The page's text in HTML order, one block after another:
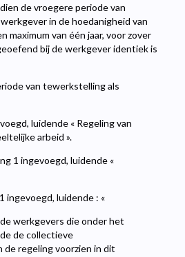
de vroegere periode van
in de hoedanigheid van
maximum van één jaar, voor zover
bij de werkgever identiek is
van tewerkstelling als
luidende « Regeling van
arbeid ».
1 ingevoegd, luidende «
ingevoegd, luidende : «
werkgevers die onder het
de collectieve
de regeling voorzien in dit